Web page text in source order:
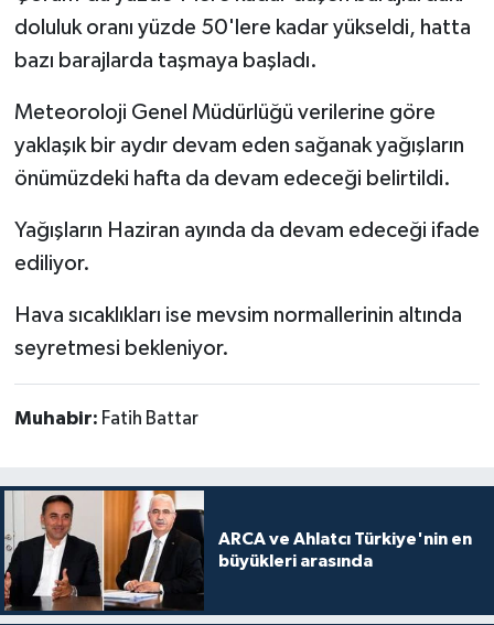
doluluk oranı yüzde 50'lere kadar yükseldi, hatta
bazı barajlarda taşmaya başladı.
Meteoroloji Genel Müdürlüğü verilerine göre
yaklaşık bir aydır devam eden sağanak yağışların
önümüzdeki hafta da devam edeceği belirtildi.
Yağışların Haziran ayında da devam edeceği ifade
ediliyor.
Hava sıcaklıkları ise mevsim normallerinin altında
seyretmesi bekleniyor.
Muhabir: Fatih Battar
ARCA ve Ahlatcı Türkiye'nin en
büyükleri arasında